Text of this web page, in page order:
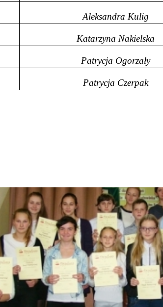
Aleksandra Kulig
Katarzyna Nakielska
Patrycja Ogorzały
Patrycja Czerpak